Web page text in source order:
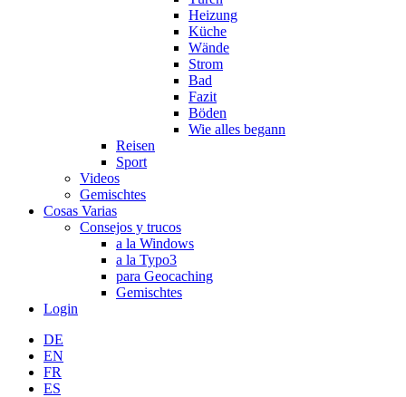
Heizung
Küche
Wände
Strom
Bad
Fazit
Böden
Wie alles begann
Reisen
Sport
Videos
Gemischtes
Cosas Varias
Consejos y trucos
a la Windows
a la Typo3
para Geocaching
Gemischtes
Login
DE
EN
FR
ES